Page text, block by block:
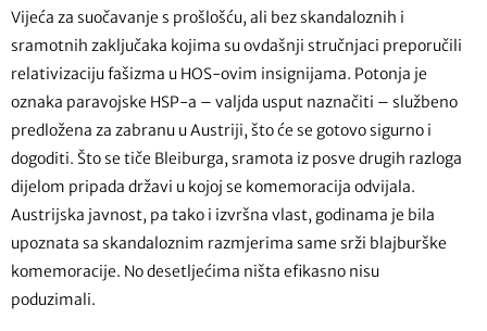
Vijeća za suočavanje s prošlošću, ali bez skandaloznih i
sramotnih zaključaka kojima su ovdašnji stručnjaci preporučili
relativizaciju fašizma u HOS-ovim insignijama. Potonja je
oznaka paravojske HSP-a – valjda usput naznačiti – službeno
predložena za zabranu u Austriji, što će se gotovo sigurno i
dogoditi. Što se tiče Bleiburga, sramota iz posve drugih razloga
dijelom pripada državi u kojoj se komemoracija odvijala.
Austrijska javnost, pa tako i izvršna vlast, godinama je bila
upoznata sa skandaloznim razmjerima same srži blajburške
komemoracije. No desetljećima ništa efikasno nisu
poduzimali.